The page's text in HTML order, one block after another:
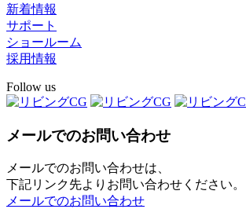
新着情報
サポート
ショールーム
採用情報
Follow us
メールでのお問い合わせ
メールでのお問い合わせは、
下記リンク先よりお問い合わせください。
メールでのお問い合わせ